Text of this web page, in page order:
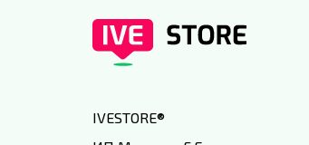
IVESTORE®